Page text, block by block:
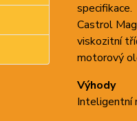
specifikace.
Castrol
viskozitní
motorový
Výhody
Inteligentní